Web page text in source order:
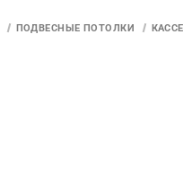
ПОДВЕСНЫЕ ПОТОЛКИ